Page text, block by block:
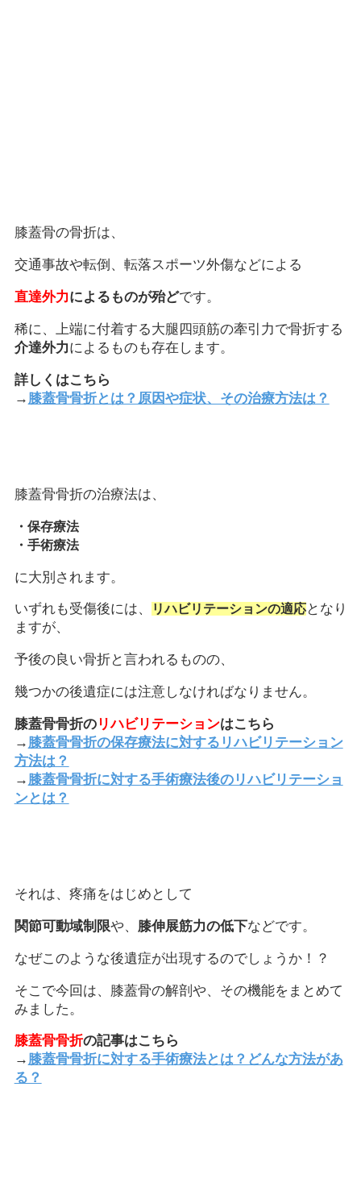
膝蓋骨の骨折は、
交通事故や転倒、転落スポーツ外傷などによる
直達外力によるものが殆どです。
稀に、上端に付着する大腿四頭筋の牽引力で骨折する
介達外力によるものも存在します。
詳しくはこちら
→ 膝蓋骨骨折とは？原因や症状、その治療方法は？
膝蓋骨骨折の治療法は、
・保存療法
・手術療法
に大別されます。
いずれも受傷後には、 リハビリテーションの適応となり
ますが、
予後の良い骨折と言われるものの、
幾つかの後遺症には注意しなければなりません。
膝蓋骨骨折のリハビリテーションはこちら
→ 膝蓋骨骨折の保存療法に対するリハビリテーション
方法は？
→ 膝蓋骨骨折に対する手術療法後のリハビリテーショ
ンとは？
それは、疼痛をはじめとして
関節可動域制限や、 膝伸展筋力の低下などです。
なぜこのような後遺症が出現するのでしょうか！？
そこで今回は、膝蓋骨の解剖や、その機能をまとめて
みました。
膝蓋骨骨折の記事はこちら
→ 膝蓋骨骨折に対する手術療法とは？どんな方法があ
る？